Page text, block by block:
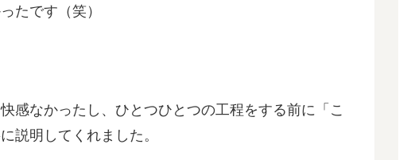
たです（笑）
感なかったし、ひとつひとつの工程をする前に「こ
明してくれました。